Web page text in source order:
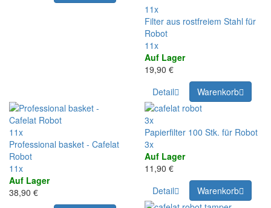
11x
Filter aus rostfreiem Stahl für
Robot
11x
Auf Lager
19,90 €
Detail
Warenkorb
11x
Professional basket - Cafelat
Robot
11x
Auf Lager
38,90 €
3x
Papierfilter 100 Stk. für Robot
3x
Auf Lager
11,90 €
Detail
Warenkorb